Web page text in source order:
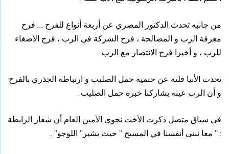
من جانبه تحدث الدكتور المصري عن أربعة أنواع للفرح … فرح
معرفة الرب و المصالحة ، فرح الشركة في الرب ، فرح الأصغاء
للرب ، و أخيرا فرح الانتصار مع الرب .
تحدث الأنبا قلتة عن حتمية حمل الصليب و ارتباطه الجذري بالفرح
و أن الرب عينه يشاركنا خبرة حمل الصليب .
في سياق متصل ذكرت الأخت نجوى الأمين العام أن شعار الرابطة
: ” معا نبني أنفسنا في المسيح ” حيث يشير” اللوجو” ..